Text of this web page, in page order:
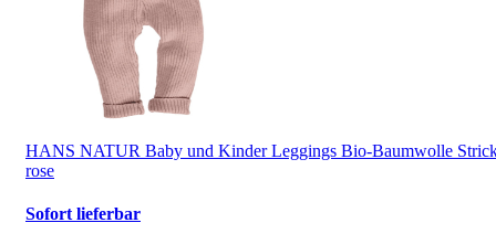
HANS NATUR Baby und Kinder Leggings Bio-Baumwolle
rose
Sofort lieferbar